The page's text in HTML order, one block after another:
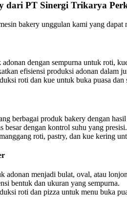
dari PT Sinergi Trikarya
bakery unggulan kami yang
adonan dengan sempurna untuk roti,
efisiensi produksi adonan dalam
roti dan kue untuk buka puasa dan
berbagai produk bakery dengan
besar dengan kontrol suhu yang presisi.
roti, pastry, dan kue kering
adonan menjadi bulat, oval, atau
bentuk dan ukuran yang sempurna.
roti dan pizza untuk menu buka